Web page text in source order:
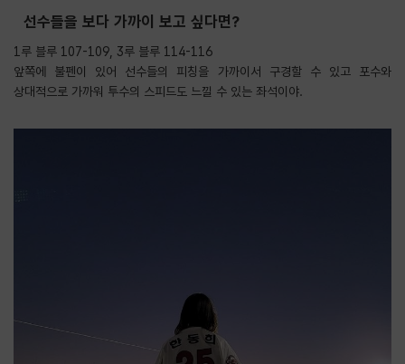
선수들을 보다 가까이 보고 싶다면?
1루 블루 107-109, 3루 블루 114-116
앞쪽에 불펜이 있어 선수들의 피칭을 가까이서 구경할 수 있고 포수와
상대적으로 가까워 투수의 스피드도 느낄 수 있는 좌석이야.